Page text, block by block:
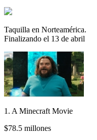
Taquilla en Norteamérica.
Finalizando el 13 de abril
1. A Minecraft Movie
$78.5 millones